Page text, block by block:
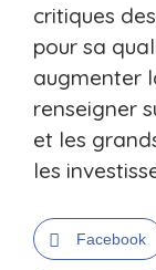
critiques
pour sa
augmenter
renseigner
et les
les
Facebook